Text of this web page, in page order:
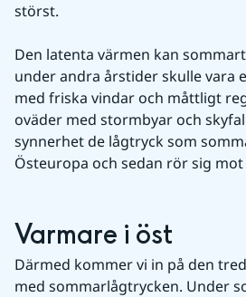
störst.
Den latenta värmen kan
under andra årstider skulle vara
med friska vindar och måttligt
oväder med stormbyar och
synnerhet de lågtryck som
Östeuropa och sedan rör sig
Varmare i öst
Därmed kommer vi in på den
med sommarlågtrycken. Under